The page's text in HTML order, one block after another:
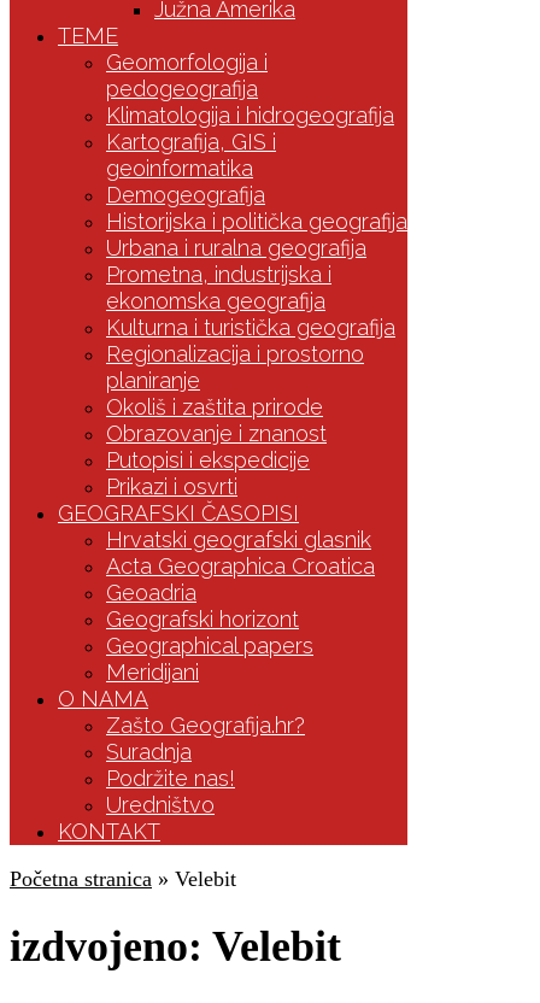
Južna Amerika
TEME
Geomorfologija i
pedogeografija
Klimatologija i hidrogeografija
Kartografija, GIS i
geoinformatika
Demogeografija
Historijska i politička geografija
Urbana i ruralna geografija
Prometna, industrijska i
ekonomska geografija
Kulturna i turistička geografija
Regionalizacija i prostorno
planiranje
Okoliš i zaštita prirode
Obrazovanje i znanost
Putopisi i ekspedicije
Prikazi i osvrti
GEOGRAFSKI ČASOPISI
Hrvatski geografski glasnik
Acta Geographica Croatica
Geoadria
Geografski horizont
Geographical papers
Meridijani
O NAMA
Zašto Geografija.hr?
Suradnja
Podržite nas!
Uredništvo
KONTAKT
Početna stranica » Velebit
izdvojeno: Velebit